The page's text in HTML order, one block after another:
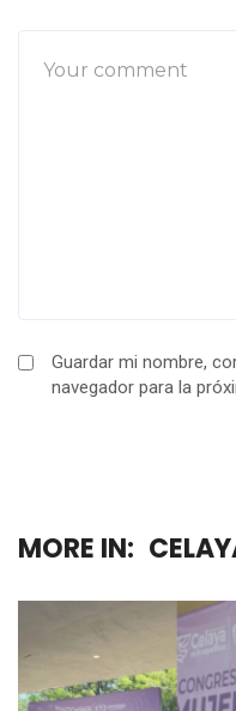
Guardar mi nombre,
navegador para la
MORE IN: